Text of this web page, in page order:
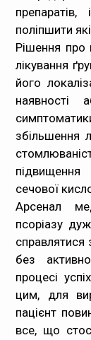
поліпшити
Рішення про
лікування
його
наявності
збільшення
сечової
Арсенал
псоріазу
справлятися
без
процесі
цим, для
пацієнт
все, що